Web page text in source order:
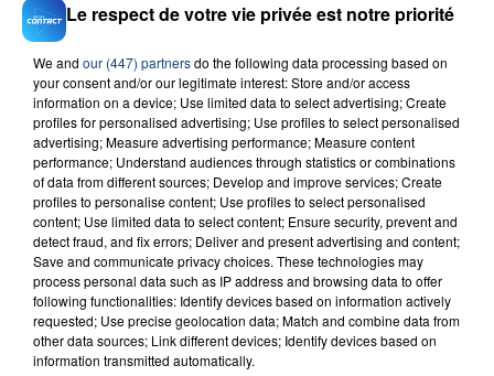
FIL D'ACTU
23 juillet 2026
INCENDIE MORTEL À LENS : UNE FEMME ET
SON BÉBÉ ENTRE LA VIE ET LA...
Un homme s'est immolé par le feu après avoir
aspergé sa compagne et leur bébé de trois mois
Le respect de votre vie privée est notre priorité
We and our (447) partnersdo the following data processing based on
your consent and/or our legitimate interest: Store and/or access
information on a device; Use limited data to select advertising; Create
profiles for personalised advertising; Use profiles to select personalised
advertising; Measure advertising performance; Measure content
performance; Understand audiences through statistics or combinations
of data from different sources; Develop and improve services; Create
profiles to personalise content; Use profiles to select personalised
content; Use limited data to select content; Ensure security, prevent and
detect fraud, and fix errors; Deliver and present advertising and content;
Save and communicate privacy choices. These technologies may
process personal data such as IP address and browsing data to offer
following functionalities: Identify devices based on information actively
requested; Use precise geolocation data; Match and combine data from
other data sources; Link different devices; Identify devices based on
information transmitted automatically.